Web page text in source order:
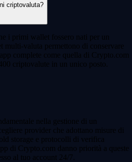
criptovaluta?
i primi wallet fossero nati per un
multi-valuta permettono di conservare
complete come quella di Crypto.com
criptovalute in un unico posto.
nella gestione di un
provider che adottano misure di
storage e protocolli di verifica
di Crypto.com danno priorità a queste
al tuo account 24/7.